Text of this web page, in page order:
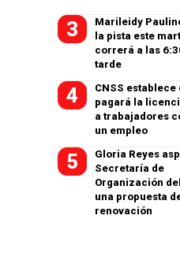
Marileidy
la pista este
correrá a las
tarde
CNSS establece
pagará la
a trabajadores
un empleo
Gloria Reyes
Secretaría de
Organización
una propuesta
renovación